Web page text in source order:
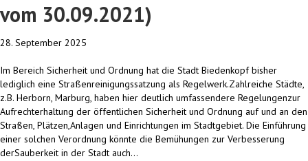
vom 30.09.2021)
28. September 2025
Im Bereich Sicherheit und Ordnung hat die Stadt Biedenkopf bisher
lediglich eine Straßenreinigungssatzung als Regelwerk.Zahlreiche Städte,
z.B. Herborn, Marburg, haben hier deutlich umfassendere Regelungenzur
Aufrechterhaltung der öffentlichen Sicherheit und Ordnung auf und an den
Straßen, Plätzen,Anlagen und Einrichtungen im Stadtgebiet. Die Einführung
einer solchen Verordnung könnte die Bemühungen zur Verbesserung
derSauberkeit in der Stadt auch…